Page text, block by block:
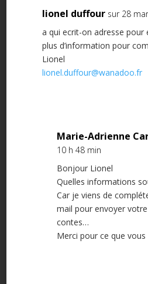
lionel duffour sur 28
a qui ecrit-on adresse pour
plus d’information pour
Lionel
lionel.duffour@wanadoo.fr
Marie-Adrienne
10 h 48 min
Bonjour Lionel
Quelles informations
Car je viens de
mail pour envoyer
contes…
Merci pour ce que